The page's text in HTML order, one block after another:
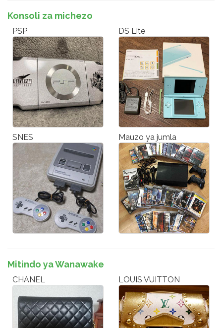
Konsoli za michezo
PSP DS Lite
SNES Mauzo ya jumla
Mitindo ya Wanawake
CHANEL LOUIS VUITTON